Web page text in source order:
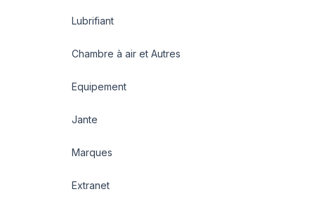
Lubrifiant
Chambre à air et Autres
Equipement
Jante
Marques
Extranet